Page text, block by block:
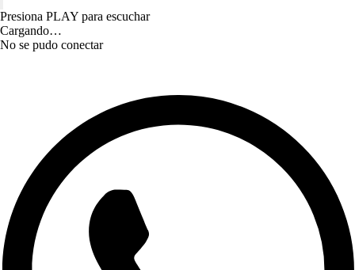
Presiona PLAY para escuchar
Cargando…
No se pudo conectar